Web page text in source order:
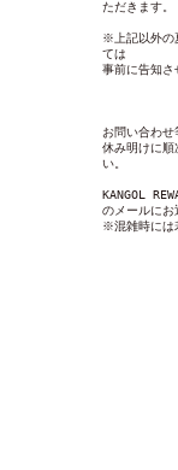
ただきます。
※上記以外の
ては
事前に告知さ
お問い合わせ
休み明けに順
い。
KANGOL
のメールにお
※混雑時には